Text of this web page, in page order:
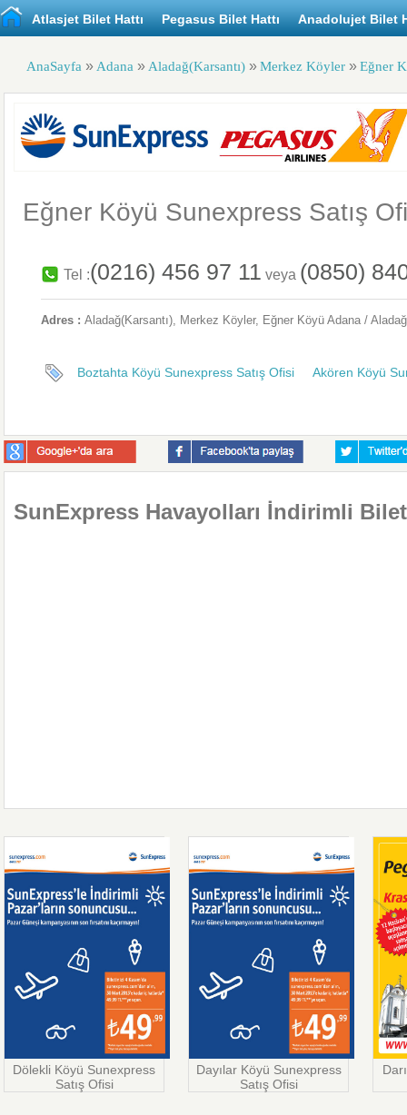
Atlasjet Bilet Hattı Pegasus Bilet Hattı Anadolujet Bilet
AnaSayfa » Adana » Aladağ(Karsantı) »Merkez Köyler »Eğner
Eğner Köyü Sunexpress Satış
Tel :(0216) 456 97 11 veya (0850)
Adres : Aladağ(Karsantı) , Merkez Köyler, Eğner Köyü Adana /
Boztahta Köyü Sunexpress Satış Ofisi Akören Köyü
SunExpress Havayolları İndirimli
Dölekli Köyü Sunexpress
Satış Ofisi
Dayılar Köyü Sunexpress
Satış Ofisi